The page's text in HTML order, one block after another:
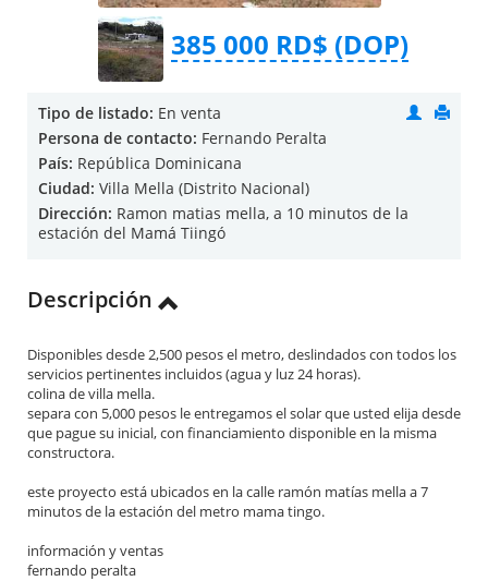
385 000 RD$ (DOP)
Tipo de listado: En venta
Persona de contacto: Fernando Peralta
País: República Dominicana
Ciudad: Villa Mella (Distrito Nacional)
Dirección: Ramon matias mella, a 10 minutos de la
estación del Mamá Tiingó
Descripción
Disponibles desde 2,500 pesos el metro, deslindados con todos los
servicios pertinentes incluidos (agua y luz 24 horas).
colina de villa mella.
separa con 5,000 pesos le entregamos el solar que usted elija desde
que pague su inicial, con financiamiento disponible en la misma
constructora.
este proyecto está ubicados en la calle ramón matías mella a 7
minutos de la estación del metro mama tingo.
información y ventas
fernando peralta